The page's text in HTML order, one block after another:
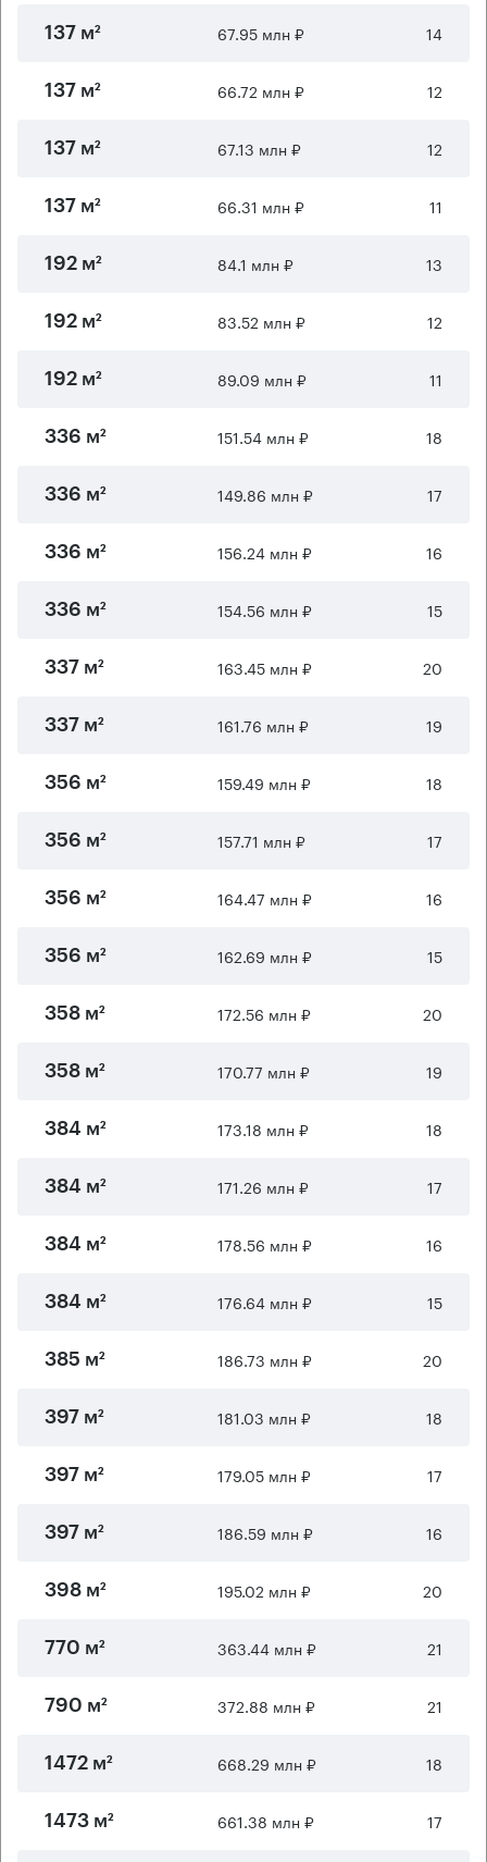
137 м² 67.95 млн ₽ 14
137 м² 66.72 млн ₽ 12
137 м² 67.13 млн ₽ 12
137 м² 66.31 млн ₽ 11
192 м² 84.1 млн ₽ 13
192 м² 83.52 млн ₽ 12
192 м² 89.09 млн ₽ 11
336 м² 151.54 млн ₽ 18
336 м² 149.86 млн ₽ 17
336 м² 156.24 млн ₽ 16
336 м² 154.56 млн ₽ 15
337 м² 163.45 млн ₽ 20
337 м² 161.76 млн ₽ 19
356 м² 159.49 млн ₽ 18
356 м² 157.71 млн ₽ 17
356 м² 164.47 млн ₽ 16
356 м² 162.69 млн ₽ 15
358 м² 172.56 млн ₽ 20
358 м² 170.77 млн ₽ 19
384 м² 173.18 млн ₽ 18
384 м² 171.26 млн ₽ 17
384 м² 178.56 млн ₽ 16
384 м² 176.64 млн ₽ 15
385 м² 186.73 млн ₽ 20
397 м² 181.03 млн ₽ 18
397 м² 179.05 млн ₽ 17
397 м² 186.59 млн ₽ 16
398 м² 195.02 млн ₽ 20
770 м² 363.44 млн ₽ 21
790 м² 372.88 млн ₽ 21
1472 м² 668.29 млн ₽ 18
1473 м² 661.38 млн ₽ 17